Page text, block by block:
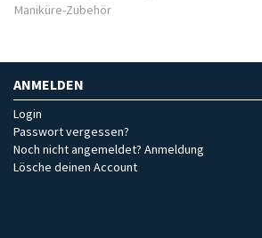
Maniküre-Zubehör
ANMELDEN
Login
Passwort vergessen?
Noch nicht angemeldet? Anmeldung
Lösche deinen Account